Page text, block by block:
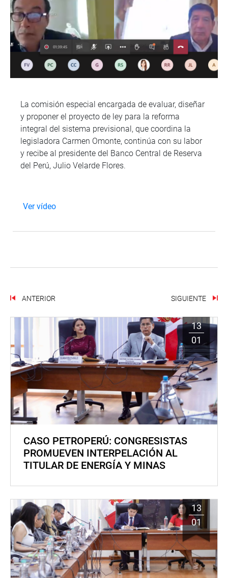
La comisión especial encargada de evaluar, diseñar
y proponer el proyecto de ley para la reforma
integral del sistema previsional, que coordina la
legisladora Carmen Omonte, continúa con su labor
y recibe al presidente del Banco Central de Reserva
del Perú, Julio Velarde Flores.
Ver vídeo
ANTERIOR SIGUIENTE
13
01
CASO PETROPERÚ: CONGRESISTAS
PROMUEVEN INTERPELACIÓN AL
TITULAR DE ENERGÍA Y MINAS
13
01